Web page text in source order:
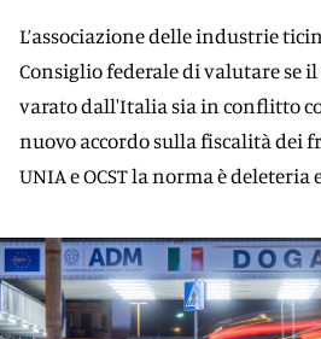
L’associazione delle industrie
Consiglio federale di valutare se
varato dall'Italia sia in conflitto
nuovo accordo sulla fiscalità dei
UNIA e OCST la norma è deleteria